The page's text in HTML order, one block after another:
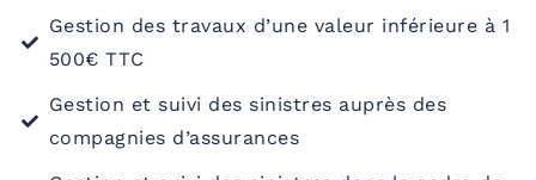
Gestion des travaux d’une valeur inférieure à 1
500€ TTC
Gestion et suivi des sinistres auprès des
compagnies d’assurances